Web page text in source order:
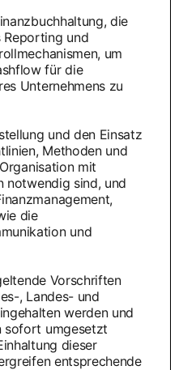
die
und
um
für die
Unternehmens zu
und den Einsatz
Methoden und
mit
notwendig sind, und
die
und
Vorschriften
, Landes- und
werden und
sofort umgesetzt
dieser
entsprechende